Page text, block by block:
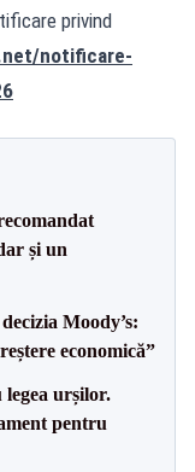
privind
notificare-
și un
Moody’s:
economică”
legea urșilor.
pentru